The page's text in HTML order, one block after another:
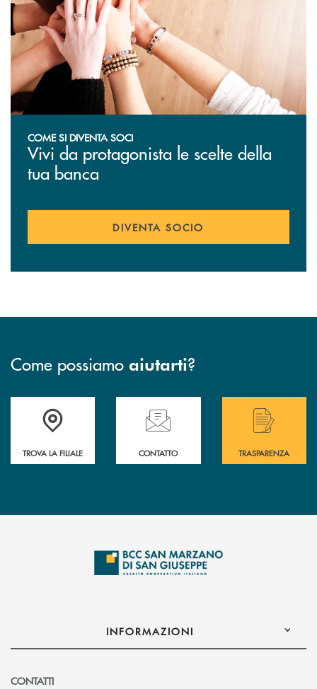
COME SI DIVENTA SOCI
Vivi da protagonista le scelte della
tua banca
DIVENTA SOCIO
Come possiamo aiutarti?
Accedi all' elenco completo delle filiali di Bcc San Marzano.
TROVA LA FILIALE
Hai bisogno di assistenza immediata?
CONTATTO
Hai bisogno di
TRASPARENZA
INFORMAZIONI
CONTATTI